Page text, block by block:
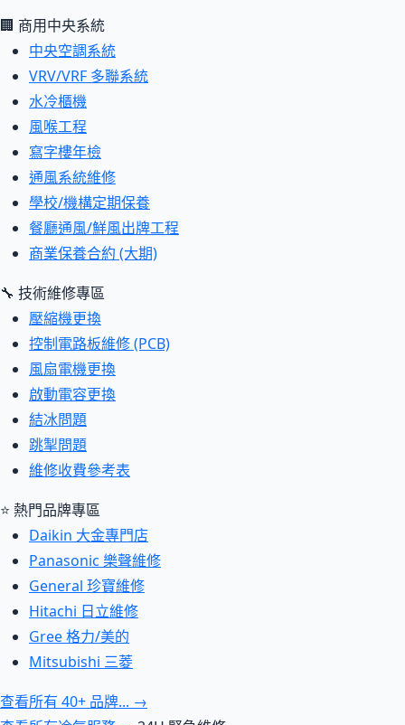
🏢 商用中央系統
中央空調系統
VRV/VRF 多聯系統
水冷櫃機
風喉工程
寫字樓年檢
通風系統維修
學校/機構定期保養
餐廳通風/鮮風出牌工程
商業保養合約 (大期)
🔧 技術維修專區
壓縮機更換
控制電路板維修 (PCB)
風扇電機更換
啟動電容更換
結冰問題
跳掣問題
維修收費參考表
⭐ 熱門品牌專區
Daikin 大金專門店
Panasonic 樂聲維修
General 珍寶維修
Hitachi 日立維修
Gree 格力/美的
Mitsubishi 三菱
查看所有 40+ 品牌... →